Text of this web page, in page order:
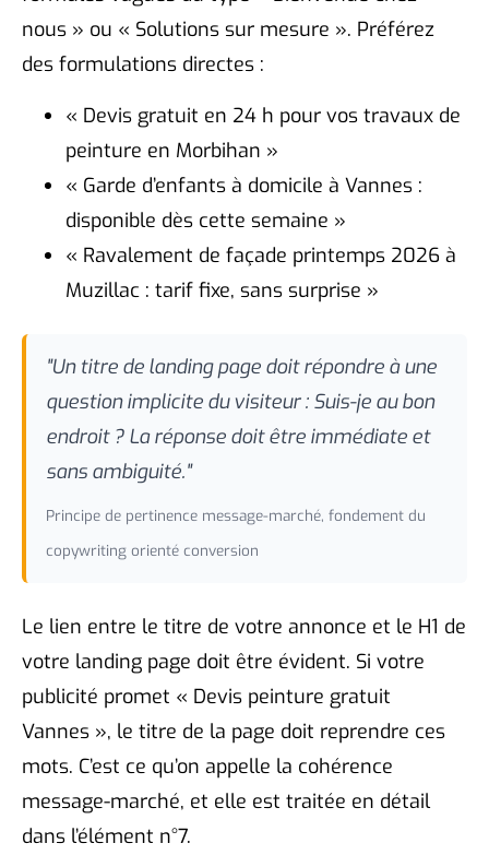
nous » ou « Solutions sur mesure ». Préférez
des formulations directes :
« Devis gratuit en 24 h pour vos travaux de
peinture en Morbihan »
« Garde d’enfants à domicile à Vannes :
disponible dès cette semaine »
« Ravalement de façade printemps 2026 à
Muzillac : tarif fixe, sans surprise »
"Un titre de landing page doit répondre à une
question implicite du visiteur : Suis-je au bon
endroit ? La réponse doit être immédiate et
sans ambiguité."
Principe de pertinence message-marché, fondement du
copywriting orienté conversion
Le lien entre le titre de votre annonce et le H1 de
votre landing page doit être évident. Si votre
publicité promet « Devis peinture gratuit
Vannes », le titre de la page doit reprendre ces
mots. C’est ce qu’on appelle la cohérence
message-marché, et elle est traitée en détail
dans l’élément n°7.